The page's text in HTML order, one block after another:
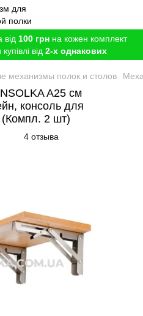
від 100 грн на кожен комплект
від 2-х однакових
механизмы полок и столов
A25 см
консоль для
(Компл. 2 шт)
4 отзыва